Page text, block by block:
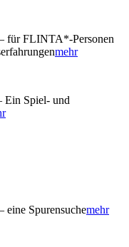
für FLINTA*-Personen
mehr
Ein Spiel- und
eine Spurensuchemehr